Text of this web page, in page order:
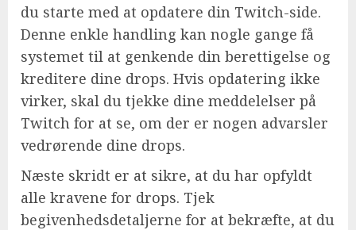
du starte med at opdatere din Twitch-side.
Denne enkle handling kan nogle gange få
systemet til at genkende din berettigelse og
kreditere dine drops. Hvis opdatering ikke
virker, skal du tjekke dine meddelelser på
Twitch for at se, om der er nogen advarsler
vedrørende dine drops.
Næste skridt er at sikre, at du har opfyldt
alle kravene for drops. Tjek
begivenhedsdetaljerne for at bekræfte, at du